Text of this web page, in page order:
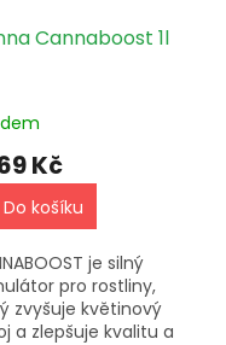
Cannaboost 1l
Kč
Do košíku
je silný
pro rostliny,
zvyšuje květinový
a zlepšuje kvalitu a